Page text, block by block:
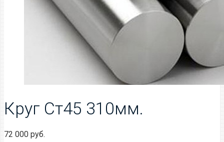
Круг Ст45 310мм.
72 000 руб.